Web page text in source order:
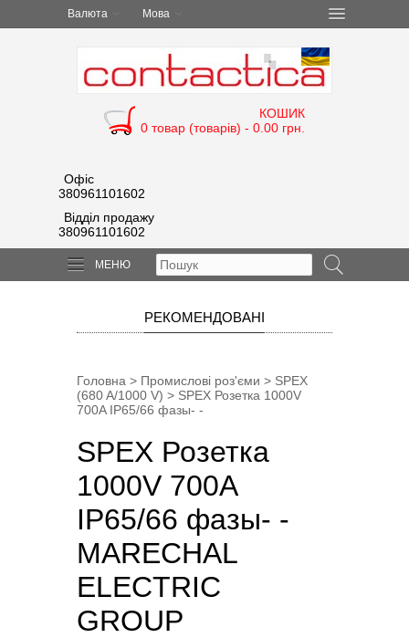
Валюта Мова
КОШИК
0 товар (товарів) - 0.00 грн.
Офіс
380961101602
Відділ продажу
380961101602
МЕНЮ
РЕКОМЕНДОВАНІ
Головна > Промислові роз'єми > SPEX
(680 A/1000 V) > SPEX Розетка 1000V
700A IP65/66 фазы- -
SPEX Розетка
1000V 700A
IP65/66 фазы- -
MARECHAL
ELECTRIC
GROUP